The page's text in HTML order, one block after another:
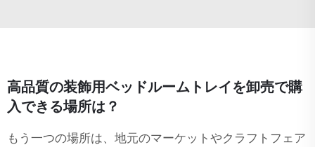
高品質の装飾用ベッドルームトレイを卸売で購
入できる場所は？
もう一つの場所は、地元のマーケットやクラフトフェア